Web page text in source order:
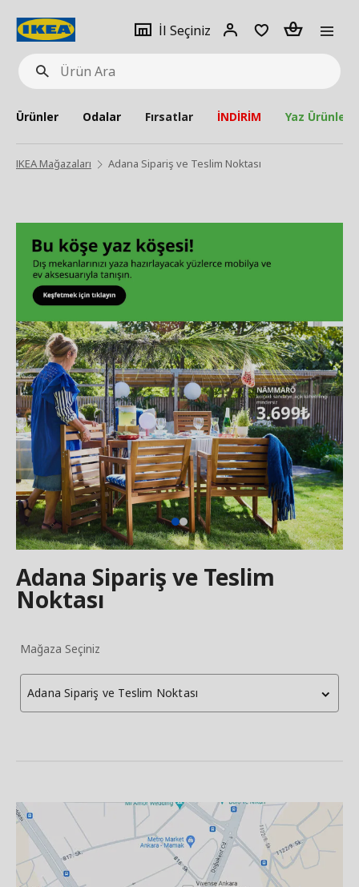
Ürün
Ara
İl Seçiniz
Giriş
Adet
Ürünler Odalar Fırsatlar İNDİRİM Yaz Ürünleri
IKEA Mağazaları Adana Sipariş ve Teslim Noktası
Adana Sipariş ve Teslim
Noktası
Mağaza Seçiniz
Adana Sipariş ve Teslim Noktası